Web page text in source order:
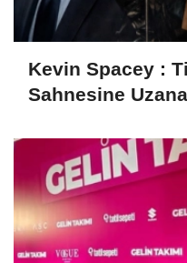
Kevin Spacey :
Sahnesine